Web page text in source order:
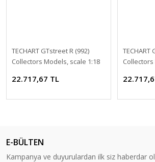
TECHART GTstreet R (992)
Collectors Models, scale 1:18
22.717,67 TL
TECHART
E-BÜLTEN
Kampanya ve duyurulardan ilk siz haberdar